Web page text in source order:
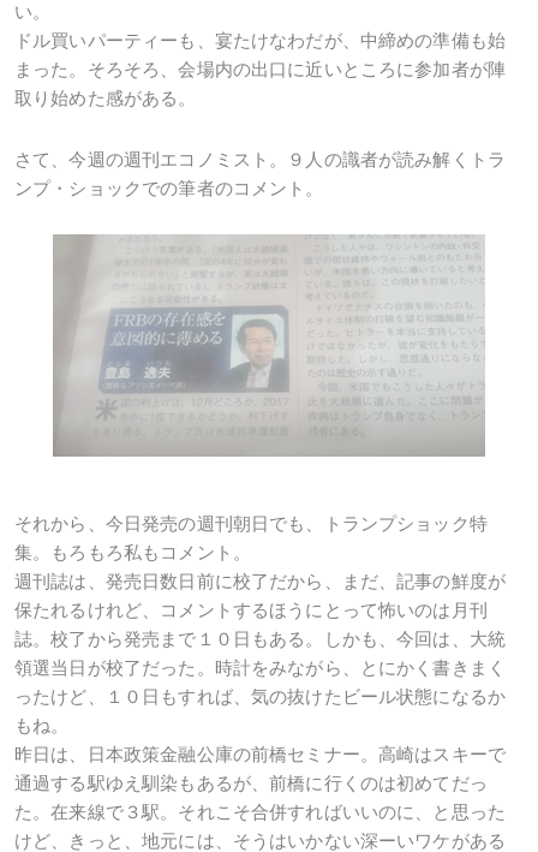
い。
ドル買いパーティーも、宴たけなわだが、中締めの準備も始
まった。そろそろ、会場内の出口に近いところに参加者が陣
取り始めた感がある。
さて、今週の週刊エコノミスト。９人の識者が読み解くトラ
ンプ・ショックでの筆者のコメント。
それから、今日発売の週刊朝日でも、トランプショック特
集。もろもろ私もコメント。
週刊誌は、発売日数日前に校了だから、まだ、記事の鮮度が
保たれるけれど、コメントするほうにとって怖いのは月刊
誌。校了から発売まで１０日もある。しかも、今回は、大統
領選当日が校了だった。時計をみながら、とにかく書きまく
ったけど、１０日もすれば、気の抜けたビール状態になるか
もね。
昨日は、日本政策金融公庫の前橋セミナー。高崎はスキーで
通過する駅ゆえ馴染もあるが、前橋に行くのは初めてだっ
た。在来線で３駅。それこそ合併すればいいのに、と思った
けど、きっと、地元には、そうはいかない深ーいワケがある